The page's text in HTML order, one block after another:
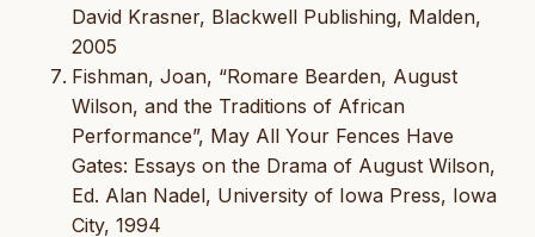
David Krasner, Blackwell Publishing, Malden,
2005
Fishman, Joan, “Romare Bearden, August
Wilson, and the Traditions of African
Performance”, May All Your Fences Have
Gates: Essays on the Drama of August Wilson,
Ed. Alan Nadel, University of Iowa Press, Iowa
City, 1994